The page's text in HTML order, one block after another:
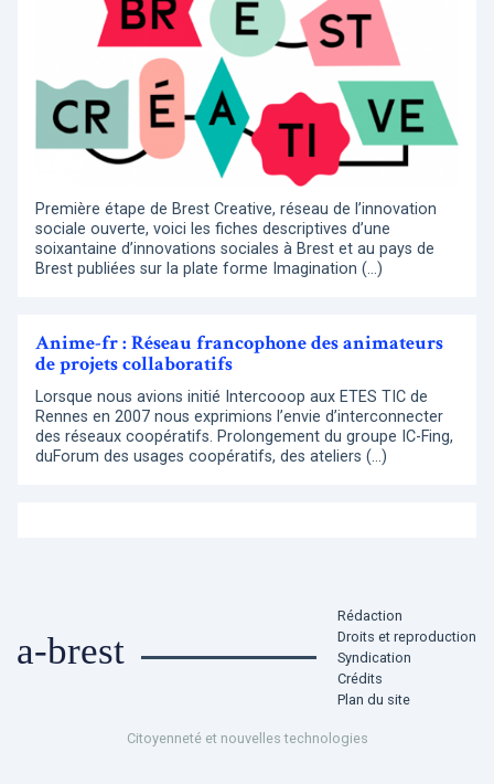
Première étape de Brest Creative, réseau de l’innovation
sociale ouverte, voici les fiches descriptives d’une
soixantaine d’innovations sociales à Brest et au pays de
Brest publiées sur la plate forme Imagination (…)
Anime-fr : Réseau francophone des animateurs
de projets collaboratifs
Lorsque nous avions initié Intercooop aux ETES TIC de
Rennes en 2007 nous exprimions l’envie d’interconnecter
des réseaux coopératifs. Prolongement du groupe IC-Fing,
duForum des usages coopératifs, des ateliers (…)
a-brest
Rédaction
Droits et reproduction
Syndication
Crédits
Plan du site
Citoyenneté et nouvelles technologies